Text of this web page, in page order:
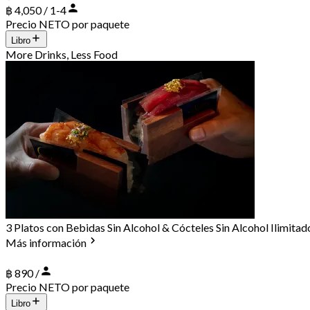
฿ 4,050 / 1-4
Precio NETO por paquete
Libro
More Drinks, Less Food
3 Platos con Bebidas Sin Alcohol & Cócteles Sin Alcohol
Más información
฿ 890 /
Precio NETO por paquete
Libro